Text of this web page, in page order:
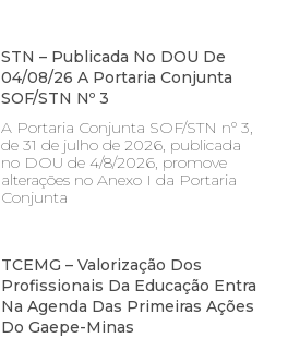
STN – Publicada No DOU De
04/08/26 A Portaria Conjunta
SOF/STN Nº 3
A Portaria Conjunta SOF/STN nº 3,
de 31 de julho de 2026, publicada
no DOU de 4/8/2026, promove
alterações no Anexo I da Portaria
Conjunta
TCEMG – Valorização Dos
Profissionais Da Educação Entra
Na Agenda Das Primeiras Ações
Do Gaepe-Minas